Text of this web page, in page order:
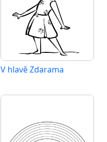
V hlavě Zdarama